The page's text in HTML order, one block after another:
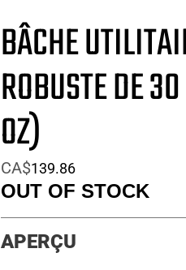
BÂCHE
ROBUSTE DE
OZ)
CA$139.86
OUT OF STOCK
APERÇU